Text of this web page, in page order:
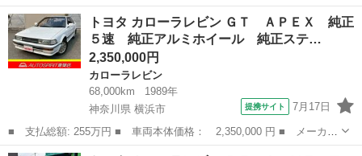
名： トヨタ ■ 車種名： カローラレビン ■ グレード名： Ｇ
Ｔ ＡＰＥＸ 純正５速 純正アルミホイール 純正ステアリング
純正リアスポ...
神奈川 横浜市 カローラレビン
トヨタ カローラレビン ＧＴ ＡＰＥＸ 純正
５速 純正アルミホイール 純正ステ…
2,350,000円
カローラレビン
68,000km
1989年
神奈川県 横浜市
提携サイト 7月17日
■ 支払総額: 255万円 ■ 車両本体価格： 2,350,000 円 ■ メーカー
名： トヨタ ■ 車種名： カローラレビン ■ グレード名： Ｇ
神奈川 横浜市 カローラレビン